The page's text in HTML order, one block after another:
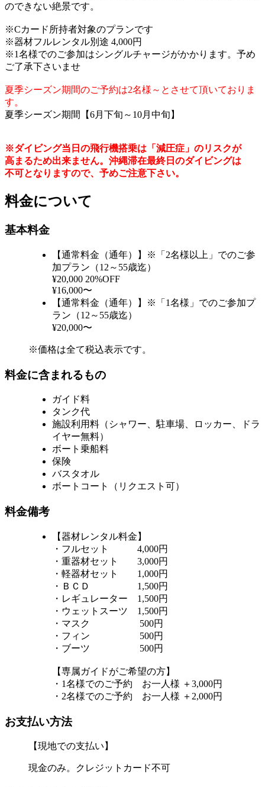
のできない絶景です。
※Cカード所持者対象のプランです
※器材フルレンタル別途 4,000円
※1名様でのご参加はシングルチャージがかかります。予め
ご了承下さいませ
夏季シーズン期間のご予約は2名様～とさせて頂いておりま
す。
夏季シーズン期間【6月下旬～10月中旬】
※ダイビング当日の飛行機搭乗は「減圧症」のリスクが
高まるため出来ません。沖縄滞在最終日のダイビングは
不可となりますので、予めご注意下さい。
料金について
基本料金
【通常料金（通年）】※「2名様以上」でのご参
加プラン（12～55歳迄）
¥20,000 20%OFF
¥16,000〜
【通常料金（通年）】※「1名様」でのご参加プ
ラン（12～55歳迄）
¥20,000〜
※価格は全て税込表示です。
料金に含まれるもの
ガイド料
タンク代
施設利用料（シャワー、駐車場、ロッカー、ドラ
イヤー無料）
ボート乗船料
保険
バスタオル
ボートコート（リクエスト可）
料金備考
【器材レンタル料金】
・フルセット 4,000円
・重器材セット 3,000円
・軽器材セット 1,000円
・ＢＣＤ 1,500円
・レギュレーター 1,500円
・ウェットスーツ 1,500円
・マスク 500円
・フィン 500円
・ブーツ 500円
【専属ガイドがご希望の方】
・1名様でのご予約 お一人様 ＋3,000円
・2名様でのご予約 お一人様 ＋2,000円
お支払い方法
【現地での支払い】
現金のみ。クレジットカード不可